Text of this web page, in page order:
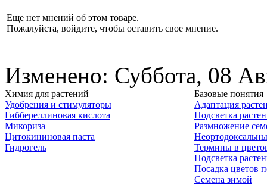
Еще нет мнений об этом товаре.
Пожалуйста, войдите, чтобы оставить свое мнение.
Изменено: Суббота, 08
Химия для растений
Удобрения и стимуляторы
Гиббереллиновая кислота
Микориза
Цитокининовая паста
Гидрогель
Базовые понятия
Адаптация
Подсветка
Размножение
Термины в
Подсветка
Посадка цветов
Семена зимой